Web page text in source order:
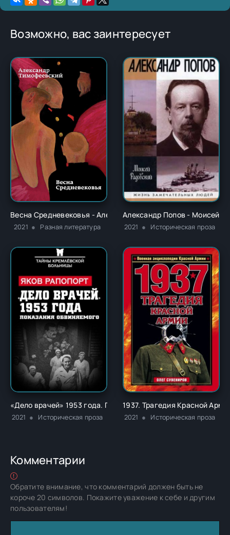
Возможно, вас заинтересует
Весна Средневековья - Александр Павлович Тимофеевский
2021 Разная литература
Александр Попов - Моисей
2021 Историческая проза
«Дело врачей» 1953 года. Показания обвиняемого - Яков
2021 Историческая проза
1937. Трагедия Красной
2021 Историческая проза
Комментарии
Обратите внимание, что комментарий должен быть не
короче 20 символов. Покажите уважение к себе и другим
пользователям!